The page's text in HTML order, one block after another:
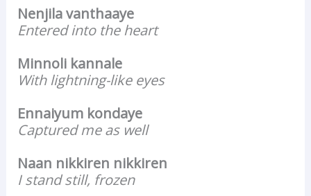
Nenjila vanthaaye
Entered into the heart
Minnoli kannale
With lightning-like eyes
Ennaiyum kondaye
Captured me as well
Naan nikkiren nikkiren
I stand still, frozen